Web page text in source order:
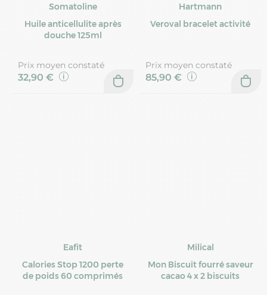
Somatoline
Huile anticellulite après
douche 125ml
Prix moyen constaté
32,90 €
Hartmann
Veroval bracelet activité
Prix moyen constaté
85,90 €
Eafit
Calories Stop 1200 perte
de poids 60 comprimés
Milical
Mon Biscuit fourré saveur
cacao 4 x 2 biscuits